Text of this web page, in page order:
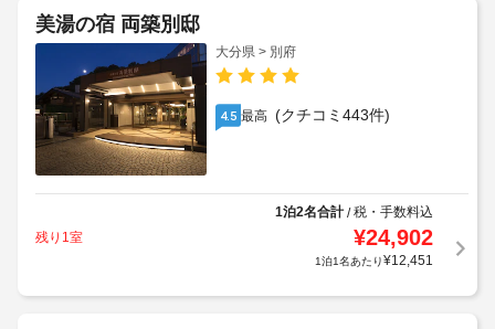
美湯の宿 両築別邸
大分県 > 別府
4.5 最高 (クチコミ443件)
1泊2名合計/税・手数料込
残り1室
¥24,902
1泊1名あたり¥12,451